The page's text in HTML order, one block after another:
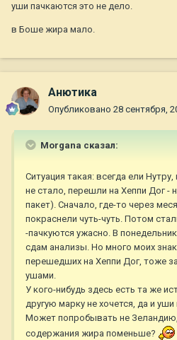
уши пачкаются это не дело.
в Боше жира мало.
Анютика
Опубликовано 28 сентября,
Morgana сказал:
Ситуация такая: всегда ели
не стало, перешли на Хеппи Дог -
пакет). Сначало, где-то через
покраснели чуть-чуть. Потом
-пачкуются ужасно. В
сдам анализы. Но много моих
перешедших на Хеппи Дог, тоже
ушами.
У кого-нибудь здесь есть та же
другую марку не хочется, да и
Может попробывать не
содержания жира поменьше?